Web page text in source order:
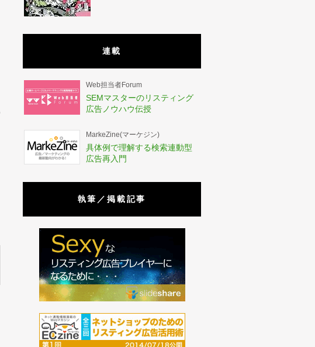
連載
Web担当者Forum
SEMマスターのリスティング
広告ノウハウ伝授
MarkeZine(マーケジン)
具体例で理解する検索連動型
広告再入門
執筆／掲載記事